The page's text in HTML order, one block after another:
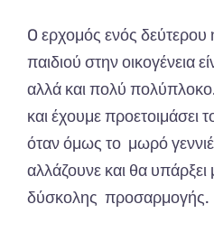
O ερχομός ενός δεύτερου
παιδιού στην οικογένεια
αλλά και πολύ
και έχουμε προετοιμάσει
όταν όμως το μωρό
αλλάζουνε και θα υπάρξει
δύσκολης προσαρμογής.